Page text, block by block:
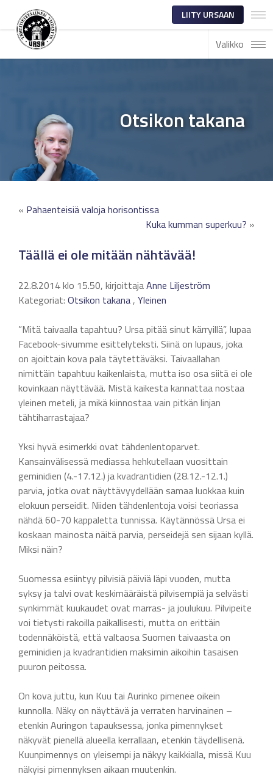
LIITY URSAAN
Valikko
Otsikon takana
« Pahaenteisiä valoja horisontissa
Kuka kumman superkuu? »
Täällä ei ole mitään nähtävää!
22.8.2014 klo 15.50, kirjoittajaAnne Liljeström
Kategoriat: Otsikon takana, Yleinen
”Mitä taivaalla tapahtuu? Ursa pitää sinut kärryillä”, lupaa
Facebook-sivumme esittelyteksti. Siinä on lupaus, joka
on ajoittain kova pala täytettäväksi. Taivaallahan
nimittäin tapahtuu kaikenlaista, mutta iso osa siitä ei ole
kovinkaan näyttävää. Mistä kaikesta kannattaa nostaa
yleinen meteli, ja mikä kiinnostaa vain pitkän linjan
tähtiharrastajaa?
Yksi hyvä esimerkki ovat tähdenlentoparvet.
Kansainvälisessä mediassa hehkutellaan vuosittain
geminidien (4.-17.12.) ja kvadrantidien (28.12.-12.1.)
parvia, jotka ovat näyttävyydellään samaa luokkaa kuin
elokuun perseidit. Niiden tähdenlentoja voisi teoriassa
nähdä 60-70 kappaletta tunnissa. Käytännössä Ursa ei
koskaan mainosta näitä parvia, perseidejä sen sijaan kyllä.
Miksi näin?
Suomessa esiintyy pilvisiä päiviä läpi vuoden, mutta
syksy ja talvi ovat keskimääräistä pilvisempiä ja selvästi
synkimmät kuukaudet ovat marras- ja joulukuu. Pilvipeite
voi tietysti rakoilla paikallisesti, mutta on erittäin
todennäköistä, että valtaosa Suomen taivaasta on
geminidien ja kvadrantidien maksimin aikoihin tasaisen
puuron peitossa.
On kova juttu, kun Kuu tai Aurinko pimenee oikein
kunnolla. Näky on näyttävä ja verraten harvinainen –
etenkin Auringon tapauksessa, jonka pimennykset
näkyvät pienellä alueella kerrallaan, etenkin täydellisenä.
Kuunpimennys on yleisempi ja näkyy kaikkialla, missä Kuu
näkyisi pimennyksen aikaan muutenkin.